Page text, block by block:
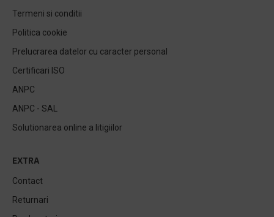
Termeni si conditii
Politica cookie
Prelucrarea datelor cu caracter personal
Certificari ISO
ANPC
ANPC - SAL
Solutionarea online a litigiilor
EXTRA
Contact
Returnari